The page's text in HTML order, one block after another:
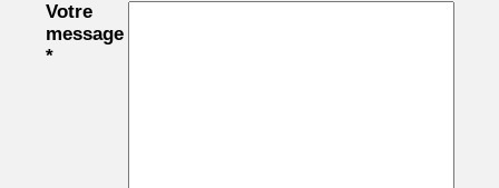
Votre
message
*